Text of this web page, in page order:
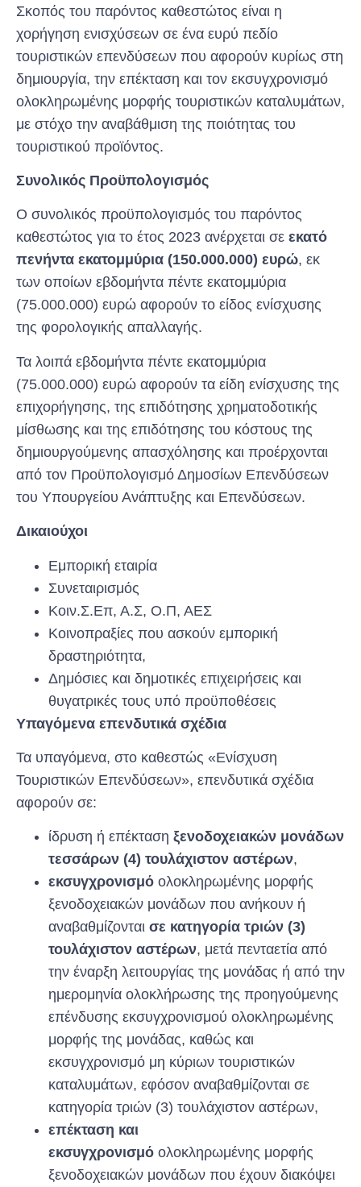
Σκοπός του παρόντος καθεστώτος είναι η
χορήγηση ενισχύσεων σε ένα ευρύ πεδίο
τουριστικών επενδύσεων που αφορούν κυρίως στη
δημιουργία, την επέκταση και τον εκσυγχρονισμό
ολοκληρωμένης μορφής τουριστικών καταλυμάτων,
με στόχο την αναβάθμιση της ποιότητας του
τουριστικού προϊόντος.
Συνολικός Προϋπολογισμός
Ο συνολικός προϋπολογισμός του παρόντος
καθεστώτος για το έτος 2023 ανέρχεται σε εκατό
πενήντα εκατομμύρια (150.000.000) ευρώ, εκ
των οποίων εβδομήντα πέντε εκατομμύρια
(75.000.000) ευρώ αφορούν το είδος ενίσχυσης
της φορολογικής απαλλαγής.
Τα λοιπά εβδομήντα πέντε εκατομμύρια
(75.000.000) ευρώ αφορούν τα είδη ενίσχυσης της
επιχορήγησης, της επιδότησης χρηματοδοτικής
μίσθωσης και της επιδότησης του κόστους της
δημιουργούμενης απασχόλησης και προέρχονται
από τον Προϋπολογισμό Δημοσίων Επενδύσεων
του Υπουργείου Ανάπτυξης και Επενδύσεων.
Δικαιούχοι
Εμπορική εταιρία
Συνεταιρισμός
Κοιν.Σ.Επ, Α.Σ, Ο.Π, ΑΕΣ
Κοινοπραξίες που ασκούν εμπορική
δραστηριότητα,
Δημόσιες και δημοτικές επιχειρήσεις και
θυγατρικές τους υπό προϋποθέσεις
Υπαγόμενα επενδυτικά σχέδια
Τα υπαγόμενα, στο καθεστώς «Ενίσχυση
Τουριστικών Επενδύσεων», επενδυτικά σχέδια
αφορούν σε:
ίδρυση ή επέκταση ξενοδοχειακών μονάδων
τεσσάρων (4) τουλάχιστον αστέρων,
εκσυγχρονισμό ολοκληρωμένης μορφής
ξενοδοχειακών μονάδων που ανήκουν ή
αναβαθμίζονται σε κατηγορία τριών (3)
τουλάχιστον αστέρων, μετά πενταετία από
την έναρξη λειτουργίας της μονάδας ή από την
ημερομηνία ολοκλήρωσης της προηγούμενης
επένδυσης εκσυγχρονισμού ολοκληρωμένης
μορφής της μονάδας, καθώς και
εκσυγχρονισμό μη κύριων τουριστικών
καταλυμάτων, εφόσον αναβαθμίζονται σε
κατηγορία τριών (3) τουλάχιστον αστέρων,
επέκταση και
εκσυγχρονισμό ολοκληρωμένης μορφής
ξενοδοχειακών μονάδων που έχουν διακόψει